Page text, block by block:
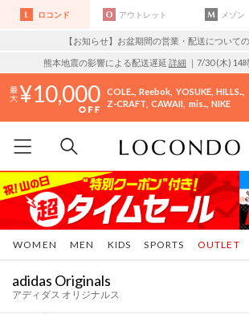
ロコンド アウトレット メゾン
【お知らせ】お盆期間の営業・配送について
熊本地震の影響による配送遅延 詳細 ｜7/30 (木) 14
10,000 COLE.. Reebok YOSUKE HILLS..
Z-CRAFT CAWAII mis.. NIKE
WOMEN MEN KIDS SPORTS OUTLET
adidas Originals
アディダス オリジナルス